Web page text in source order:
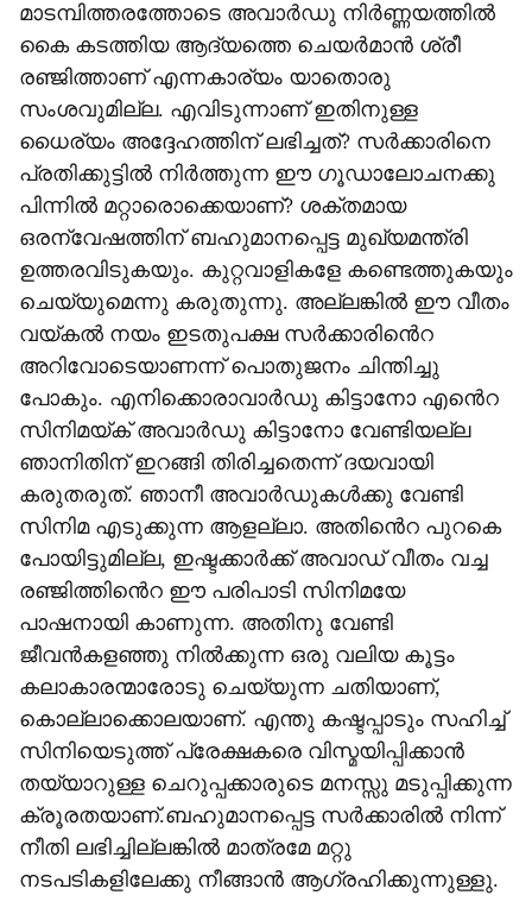
മാടമ്പിത്തരത്തോടെ അവാർഡു നിർണ്ണയത്തിൽ
കൈ കടത്തിയ ആദ്യത്തെ ചെയർമാൻ ശ്രീ
രഞ്ജിത്താണ് എന്നകാര്യം യാതൊരു
സംശവുമില്ല. എവിടുന്നാണ് ഇതിനുള്ള
ധൈര്യം അദ്ദേഹത്തിന് ലഭിച്ചത്? സർക്കാരിനെ
പ്രതിക്കുട്ടിൽ നിർത്തുന്ന ഈ ഗൂഡാലോചനക്കു
പിന്നിൽ മറ്റാരൊക്കെയാണ്? ശക്തമായ
ഒരന്വേഷത്തിന് ബഹുമാനപ്പെട്ട മുഖ്യമന്ത്രി
ഉത്തരവിടുകയും. കുറ്റവാളികളേ കണ്ടെത്തുകയും
ചെയ്യുമെന്നു കരുതുന്നു. അല്ലങ്കിൽ ഈ വീതം
വയ്കൽ നയം ഇടതുപക്ഷ സർക്കാരിൻെറ
അറിവോടെയാണന്ന് പൊതുജനം ചിന്തിച്ചു
പോകും. എനിക്കൊരാവാർഡു കിട്ടാനോ എൻെറ
സിനിമയ്ക് അവാർഡു കിട്ടാനോ വേണ്ടിയല്ല
ഞാനിതിന് ഇറങ്ങി തിരിച്ചതെന്ന് ദയവായി
കരുതരുത്. ഞാനീ അവാർഡുകൾക്കു വേണ്ടി
സിനിമ എടുക്കുന്ന ആളല്ലാ. അതിൻെറ പുറകെ
പോയിട്ടുമില്ല, ഇഷ്ടക്കാർക്ക് അവാഡ് വീതം വച്ച
രഞ്ജിത്തിൻെറ ഈ പരിപാടി സിനിമയേ
പാഷനായി കാണുന്ന. അതിനു വേണ്ടി
ജീവൻകളഞ്ഞു നിൽക്കുന്ന ഒരു വലിയ കൂട്ടം
കലാകാരന്മാരോടു ചെയ്യുന്ന ചതിയാണ്,
കൊല്ലാക്കൊലയാണ്. എന്തു കഷ്ടപ്പാടും സഹിച്ച്
സിനിയെടുത്ത് പ്രേക്ഷകരെ വിസ്മയിപ്പിക്കാൻ
തയ്യാറുള്ള ചെറുപ്പക്കാരുടെ മനസ്സു മടുപ്പിക്കുന്ന
ക്രൂരതയാണ്.ബഹുമാനപ്പെട്ട സർക്കാരിൽ നിന്ന്
നീതി ലഭിച്ചില്ലങ്കിൽ മാത്രമേ മറ്റു
നടപടികളിലേക്കു നീങ്ങാൻ ആഗ്രഹിക്കുന്നുള്ളു.